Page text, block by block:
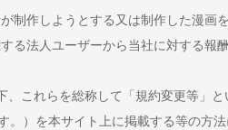
制作しようとする又は制作した漫画を
る法人ユーザーから当社に対する報酬
これらを総称して「規約変更等」
）を本サイト上に掲載する等の方